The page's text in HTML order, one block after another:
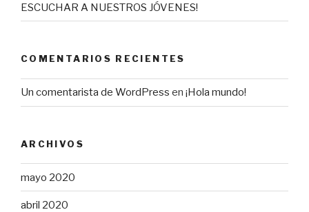
ESCUCHAR A NUESTROS JÓVENES!
COMENTARIOS RECIENTES
Un comentarista de WordPress en ¡Hola mundo!
ARCHIVOS
mayo 2020
abril 2020